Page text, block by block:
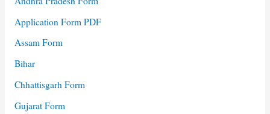
Application Form PDF
Assam Form
Bihar
Chhattisgarh Form
Gujarat Form